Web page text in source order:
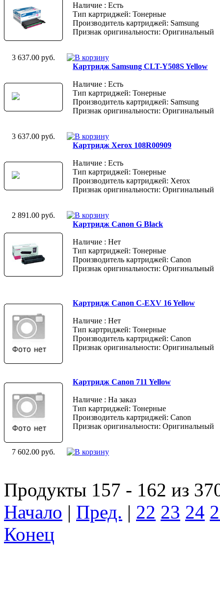
Наличие : Есть
Тип картриджей: Тонерные
Производитель картриджей: Samsung
Признак оригинальности: Оригинальный
3 637.00 руб.
Картридж Samsung CLT-Y508S Yellow
Наличие : Есть
Тип картриджей: Тонерные
Производитель картриджей: Samsung
Признак оригинальности: Оригинальный
3 637.00 руб.
Картридж Xerox 108R00909
Наличие : Есть
Тип картриджей: Тонерные
Производитель картриджей: Xerox
Признак оригинальности: Оригинальный
2 891.00 руб.
Картридж Canon G Black
Наличие : Нет
Тип картриджей: Тонерные
Производитель картриджей: Canon
Признак оригинальности: Оригинальный
Картридж Canon C-EXV 16 Yellow
Наличие : Нет
Тип картриджей: Тонерные
Производитель картриджей: Canon
Признак оригинальности: Оригинальный
Картридж Canon 711 Yellow
Наличие : На заказ
Тип картриджей: Тонерные
Производитель картриджей: Canon
Признак оригинальности: Оригинальный
7 602.00 руб.
Продукты 157 - 162 из
Начало | Пред. | 22 23 24
Конец